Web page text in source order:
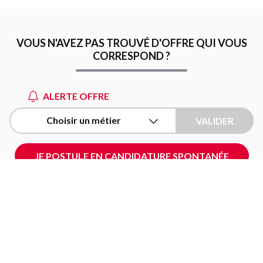
VOUS N'AVEZ PAS TROUVÉ D'OFFRE QUI VOUS
CORRESPOND ?
ALERTE OFFRE
Choisir un métier VALIDER
JE POSTULE EN CANDIDATURE SPONTANÉE